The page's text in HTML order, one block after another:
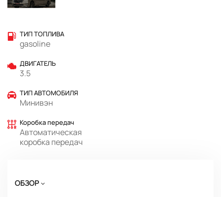
ТИП ТОПЛИВА
gasoline
ДВИГАТЕЛЬ
3.5
ТИП АВТОМОБИЛЯ
Минивэн
Коробка передач
Автоматическая
коробка передач
ОБЗОР